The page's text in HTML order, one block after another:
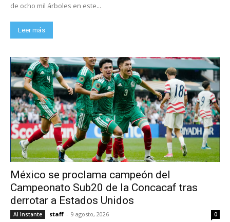
de ocho mil árboles en este...
Leer más
México se proclama campeón del
Campeonato Sub20 de la Concacaf tras
derrotar a Estados Unidos
Al Instante staff - 9 agosto, 2026 0